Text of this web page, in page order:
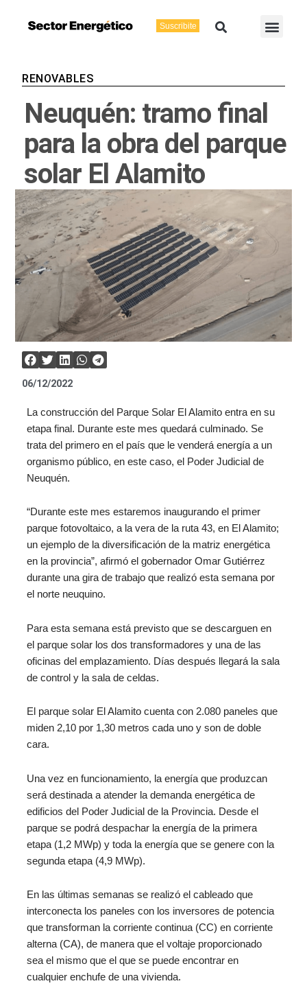
Suscribite Buscar
RENOVABLES
Neuquén: tramo final
para la obra del parque
solar El Alamito
06/12/2022
La construcción del Parque Solar El Alamito entra en su
etapa final. Durante este mes quedará culminado. Se
trata del primero en el país que le venderá energía a un
organismo público, en este caso, el Poder Judicial de
Neuquén.
“Durante este mes estaremos inaugurando el primer
parque fotovoltaico, a la vera de la ruta 43, en El Alamito;
un ejemplo de la diversificación de la matriz energética
en la provincia”, afirmó el gobernador Omar Gutiérrez
durante una gira de trabajo que realizó esta semana por
el norte neuquino.
Para esta semana está previsto que se descarguen en
el parque solar los dos transformadores y una de las
oficinas del emplazamiento. Días después llegará la sala
de control y la sala de celdas.
El parque solar El Alamito cuenta con 2.080 paneles que
miden 2,10 por 1,30 metros cada uno y son de doble
cara.
Una vez en funcionamiento, la energía que produzcan
será destinada a atender la demanda energética de
edificios del Poder Judicial de la Provincia. Desde el
parque se podrá despachar la energía de la primera
etapa (1,2 MWp) y toda la energía que se genere con la
segunda etapa (4,9 MWp).
En las últimas semanas se realizó el cableado que
interconecta los paneles con los inversores de potencia
que transforman la corriente continua (CC) en corriente
alterna (CA), de manera que el voltaje proporcionado
sea el mismo que el que se puede encontrar en
cualquier enchufe de una vivienda.